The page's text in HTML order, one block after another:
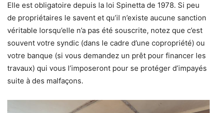
Elle est obligatoire depuis la loi Spinetta de 1978. Si peu
de propriétaires le savent et qu’il n’existe aucune sanction
véritable lorsqu’elle n’a pas été souscrite, notez que c’est
souvent votre syndic (dans le cadre d’une copropriété) ou
votre banque (si vous demandez un prêt pour financer les
travaux) qui vous l’imposeront pour se protéger d’impayés
suite à des malfaçons.